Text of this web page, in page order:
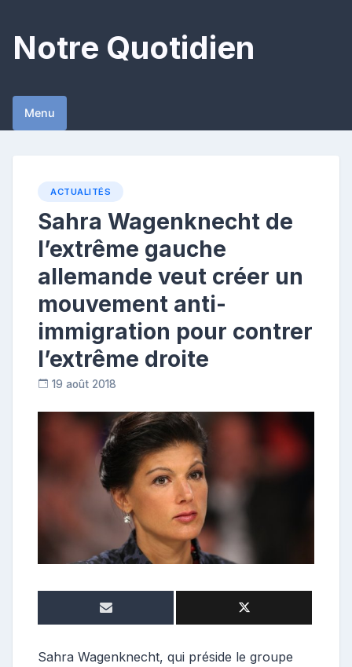
content
Notre Quotidien
Menu
ACTUALITÉS
Sahra Wagenknecht de
l’extrême gauche
allemande veut créer un
mouvement anti-
immigration pour contrer
l’extrême droite
19 août 2018
o
n
i
b
u
t
i
Sahra Wagenknecht, qui préside le groupe